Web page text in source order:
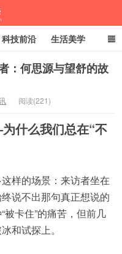
科技前沿 生活美学
：何思源与望舒的故
阅读(221)
什么我们总在“不
样的场景：来访者坐在
说不出那句真正想说的
卡住”的痛苦，但前几
和试探上。